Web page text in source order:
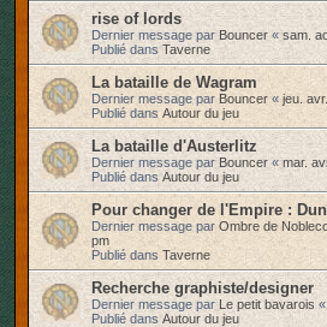
rise of lords
Dernier message parBouncer «sam.
Publié dans Taverne
La bataille de Wagram
Dernier message par Bouncer« jeu.
Publié dans Autour du jeu
La bataille d'Austerlitz
Dernier message parBouncer «mar.
Publié dans Autour du jeu
Pour changer de l'Empire :
Dernier message par Ombre de
pm
Publié dans Taverne
Recherche graphiste/designer
Dernier message parLe petit bavarois «
Publié dans Autour du jeu